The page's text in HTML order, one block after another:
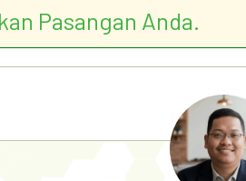
Pasangan Anda.